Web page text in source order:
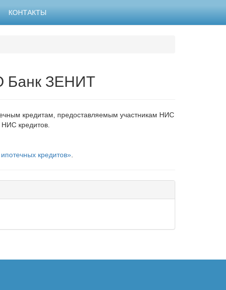
КОНТАКТЫ
Банк ЗЕНИТ
кредитам, предоставляемым участникам НИС
кредитов.
кредитов»